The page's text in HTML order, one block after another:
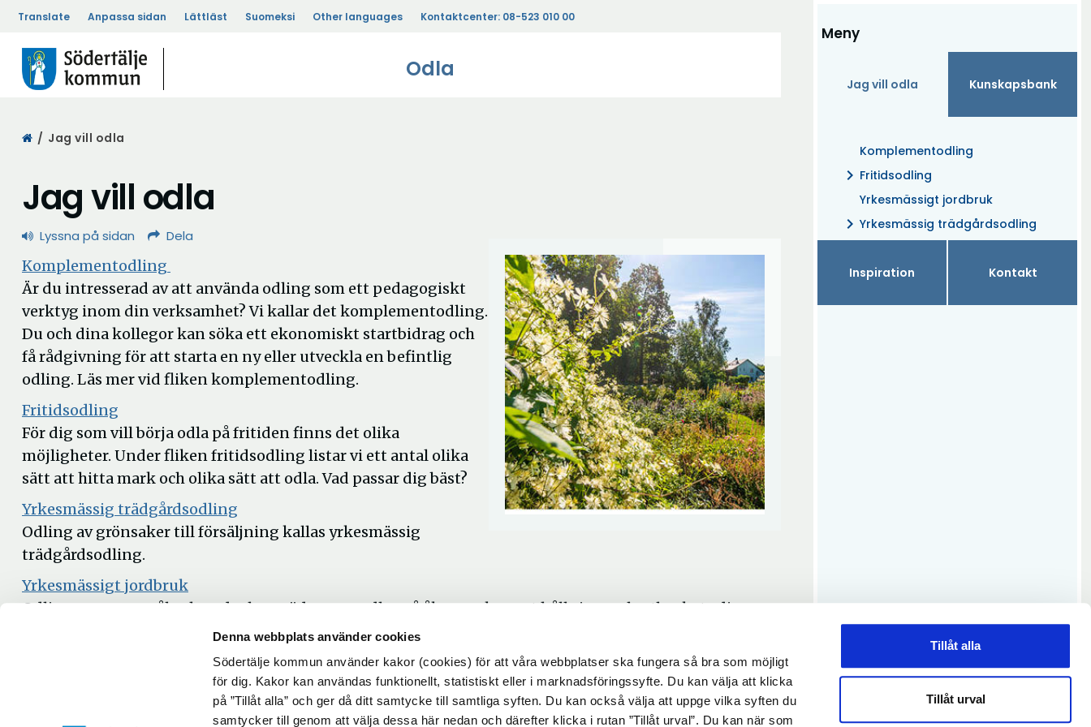
Denna webbplats använder cookies
Södertälje kommun använder kakor (cookies) för att våra webbplatser ska fungera så bra som möjligt
för dig. Kakor kan användas funktionellt, statistiskt eller i marknadsföringssyfte. Du kan välja att klicka
på ”Tillåt alla” och ger då ditt samtycke till samtliga syften. Du kan också välja att uppge vilka syften du
samtycker till genom att välja dessa här nedan och därefter klicka i rutan ”Tillåt urval”. Du kan när som
Tillåt alla
Tillåt urval
Translate Anpassa sidan Lättläst Suomeksi Other languages Kontaktcenter: 08-523 010 00
Odla
Meny
Jag vill odla
(Aktuell)
Kunskapsbank
Komplementodling
chevron_right Fritidsodling
Yrkesmässigt jordbruk
chevron_right Yrkesmässig trädgårdsodling
Inspiration Kontakt
Start
/ Jag vill odla
Jag vill odla
Lyssna på sidan Dela
Komplementodling
Är du intresserad av att använda odling som ett pedagogiskt
verktyg inom din verksamhet? Vi kallar det komplementodling.
Du och dina kollegor kan söka ett ekonomiskt startbidrag och
få rådgivning för att starta en ny eller utveckla en befintlig
odling. Läs mer vid fliken komplementodling.
Fritidsodling
För dig som vill börja odla på fritiden finns det olika
möjligheter. Under fliken fritidsodling listar vi ett antal olika
sätt att hitta mark och olika sätt att odla. Vad passar dig bäst?
Yrkesmässig trädgårdsodling
Odling av grönsaker till försäljning kallas yrkesmässig
trädgårdsodling.
Yrkesmässigt jordbruk
Odling av spannmål och andra basgrödor som odlas på åkermark, samt hållning av lantbrukets djur
kallar vi yrkesmässigt lantbruk. Det är det yrkesmässiga lantbruket och den yrkesmässiga
trädgårdsodlingen (grönsaksodling) som till störst del förser oss med mat.